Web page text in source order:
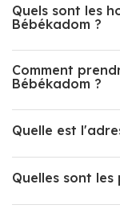
Quels sont les
Bébékadom ?
Comment
Bébékadom ?
Quelle est
Quelles sont